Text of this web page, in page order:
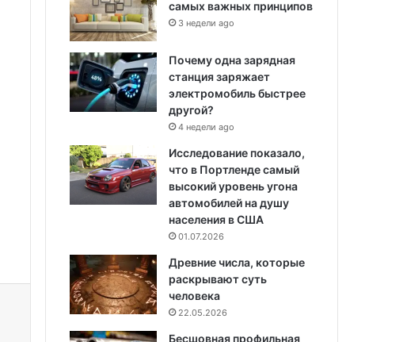
самых важных принципов
3 недели ago
Почему одна зарядная
станция заряжает
электромобиль быстрее
другой?
4 недели ago
Исследование показало,
что в Портленде самый
высокий уровень угона
автомобилей на душу
населения в США
01.07.2026
Древние числа, которые
раскрывают суть
человека
22.05.2026
Бесшовная профильная